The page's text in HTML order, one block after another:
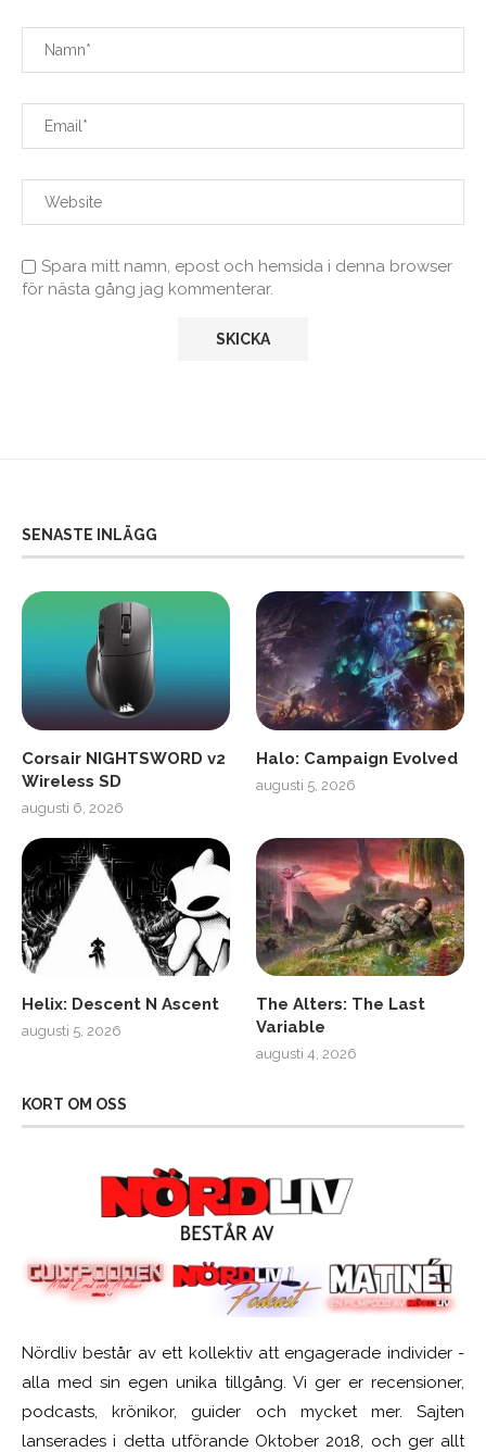
Spara mitt namn, epost och hemsida i denna browser
för nästa gång jag kommenterar.
SENASTE INLÄGG
Corsair NIGHTSWORD v2
Wireless SD
augusti 6, 2026
Halo: Campaign Evolved
augusti 5, 2026
Helix: Descent N Ascent
augusti 5, 2026
The Alters: The Last
Variable
augusti 4, 2026
KORT OM OSS
Nördliv består av ett kollektiv att engagerade individer -
alla med sin egen unika tillgång. Vi ger er recensioner,
podcasts, krönikor, guider och mycket mer. Sajten
lanserades i detta utförande Oktober 2018, och ger allt